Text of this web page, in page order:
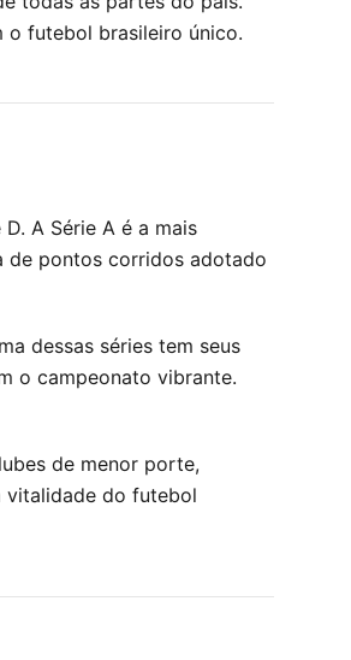
o futebol brasileiro único.
A Série A é a mais
de pontos corridos adotado
dessas séries tem seus
o campeonato vibrante.
de menor porte,
vitalidade do futebol